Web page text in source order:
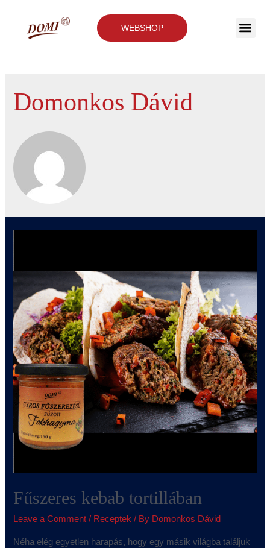
WEBSHOP
Domonkos Dávid
Fűszeres kebab tortillában
Leave a Comment / Receptek / By Domonkos Dávid
Néha elég egyetlen harapás, hogy egy másik világba találjuk